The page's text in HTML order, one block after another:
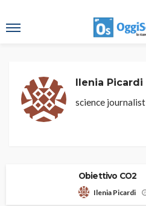
Ilenia Picardi
science journalist
Obiettivo CO2
Ilenia Picardi